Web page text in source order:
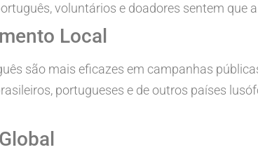
voluntários e doadores sentem que
Local
são mais eficazes em campanhas
portugueses e de outros países